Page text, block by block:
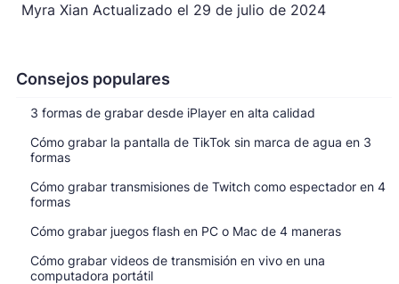
Consejos populares
3 formas de grabar desde iPlayer en alta calidad
Cómo grabar la pantalla de TikTok sin marca de agua en 3
formas
Cómo grabar transmisiones de Twitch como espectador en 4
formas
Cómo grabar juegos flash en PC o Mac de 4 maneras
Cómo grabar videos de transmisión en vivo en una
computadora portátil
Myra Xian Actualizado el 29 de julio de 2024